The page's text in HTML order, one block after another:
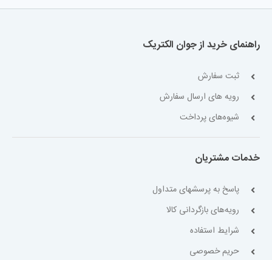
راهنمای خرید از جوان الکتریک
ثبت سفارش
رویه های ارسال سفارش
شیوه‌های پرداخت
خدمات مشتریان
پاسخ به پرسشهای متداول
رویه‌های بازگردانی کالا
شرایط استفاده
حریم خصوصی